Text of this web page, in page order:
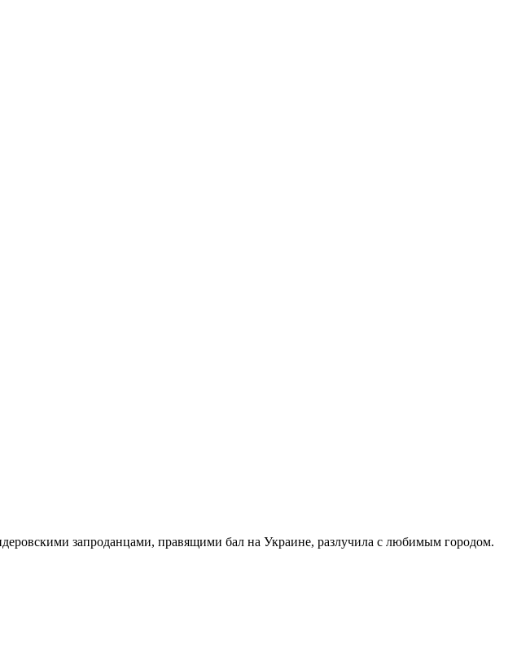
запроданцами, правящими бал на Украине, разлучила с любимым городом.